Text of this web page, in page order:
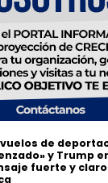
vuelos de
y Trump
fuerte y